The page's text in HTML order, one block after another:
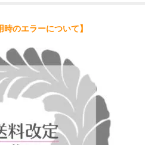
時のエラーについて】